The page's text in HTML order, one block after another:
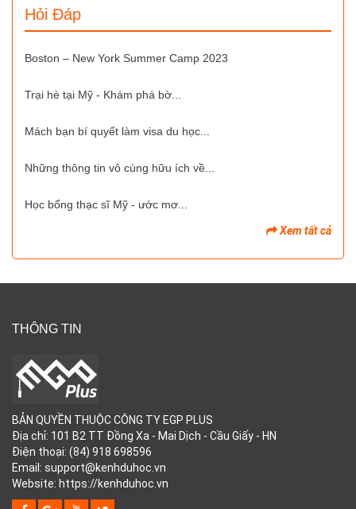
Hỏi Đáp
Boston – New York Summer Camp 2023
Trại hè tại Mỹ - Khám phá bờ...
Mách bạn bí quyết làm visa du học...
Những thông tin vô cùng hữu ích về...
Học bổng thạc sĩ Mỹ - ước mơ...
Xem tất cả
THÔNG TIN
BẢN QUYỀN THUỘC CÔNG TY EGP PLUS
Địa chỉ: 101 B2 TT Đồng Xa - Mai Dịch - Cầu Giấy - HN
Điện thoại: (84) 918 698596
Email: support@kenhduhoc.vn
Website: https://kenhduhoc.vn